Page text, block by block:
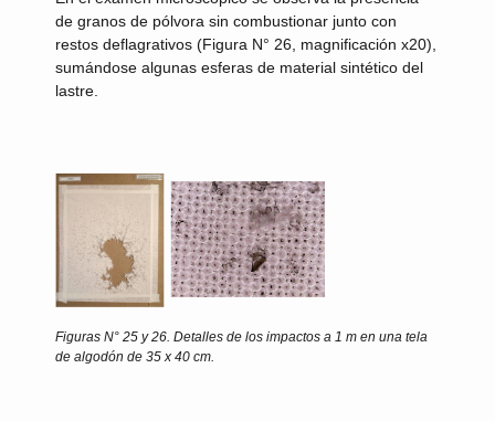
de granos de pólvora sin combustionar junto con
restos deflagrativos (Figura N° 26, magnificación x20),
sumándose algunas esferas de material sintético del
lastre.
Figuras N° 25 y 26. Detalles de los impactos a 1 m en una tela
de algodón de 35 x 40 cm.